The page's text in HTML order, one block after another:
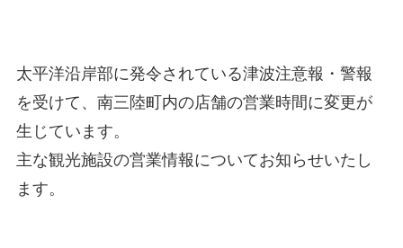
太平洋沿岸部に発令されている津波注意報・警報
を受けて、南三陸町内の店舗の営業時間に変更が
生じています。
主な観光施設の営業情報についてお知らせいたし
ます。